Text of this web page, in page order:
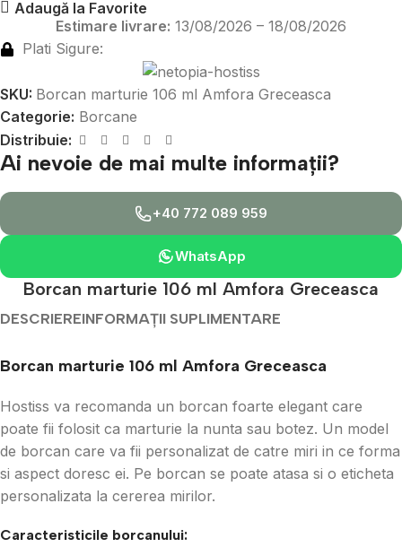
Adaugă la Favorite
Estimare livrare: 13/08/2026 – 18/08/2026
Plati Sigure:
SKU: Borcan marturie 106 ml Amfora Greceasca
Categorie: Borcane
Distribuie:
Ai nevoie de mai multe informații?
+40 772 089 959
WhatsApp
Borcan marturie 106 ml Amfora Greceasca
DESCRIEREINFORMAȚII SUPLIMENTARE
Borcan marturie 106 ml Amfora Greceasca
Hostiss va recomanda un borcan foarte elegant care
poate fii folosit ca marturie la nunta sau botez. Un model
de borcan care va fii personalizat de catre miri in ce forma
si aspect doresc ei. Pe borcan se poate atasa si o eticheta
personalizata la cererea mirilor.
Caracteristicile borcanului: